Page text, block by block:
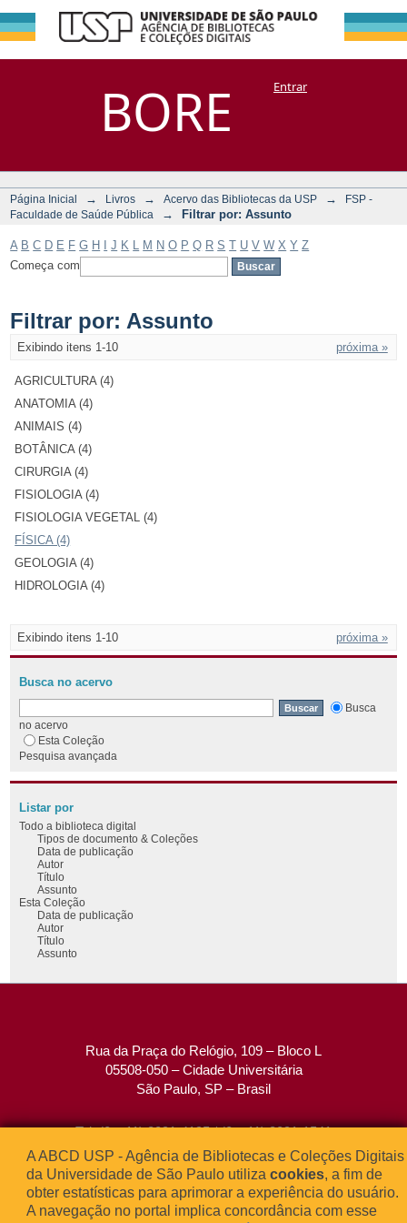
BORE
Filtrar por:
Assunto
DSpace/Manakin + CoriscoEntrar
Página Inicial → Livros → Acervo das Bibliotecas da USP →
FSP -
Faculdade de Saúde Pública
→ Filtrar por: Assunto
A B C D E F G H J K M N O P Q R S T U V W X Y Z
Começa com
Filtrar por: Assunto
Exibindo itens 1-10 próxima »
AGRICULTURA (4)
ANATOMIA (4)
ANIMAIS (4)
BOTÂNICA (4)
CIRURGIA (4)
FISIOLOGIA (4)
FISIOLOGIA VEGETAL (4)
FÍSICA (4)
GEOLOGIA (4)
HIDROLOGIA (4)
Exibindo itens 1-10 próxima »
Busca no acervo
Busca
no acervo
Esta Coleção
Pesquisa avançada
Listar por
Todo a biblioteca digital
Tipos de documento & Coleções
Data de publicação
Autor
Título
Assunto
Esta Coleção
Data de publicação
Autor
Título
Assunto
Rua da Praça do Relógio, 109 – Bloco L
05508-050 – Cidade Universitária
São Paulo, SP – Brasil
Tel: (0xx11) 3091-4195 / (0xx11) 3091-1541
Fax: (0xx11) 3091-1567
E-mail:atendimento@abcd.usp.br
A ABCD USP - Agência de Bibliotecas e Coleções Digitais
da Universidade de São Paulo utiliza cookies, a fim de
obter estatísticas para aprimorar a experiência do usuário.
A navegação no portal implica concordância com esse